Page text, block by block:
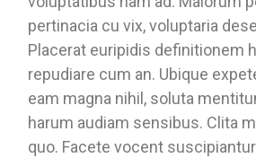
pertinacia cu vix, voluptaria
Placerat euripidis definitionem
repudiare cum an. Ubique
eam magna nihil, soluta
harum audiam sensibus. Clita
quo. Facete vocent